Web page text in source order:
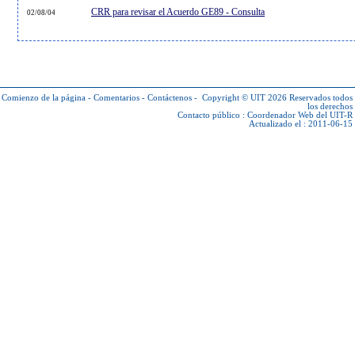
02/08/04 CRR para revisar el Acuerdo GE89 - Consulta
Comienzo de la página - Comentarios - Contáctenos - Copyright © UIT 2026 Reservados todos
los derechos
Contacto público : Coordenador Web del UIT-R
Actualizado el : 2011-06-15